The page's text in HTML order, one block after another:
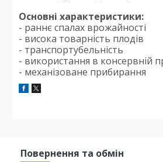
Основні характеристики:
- раннє спалах врожайності
- висока товарність плодів
- транспортубельність
- використання в консервній
- механізоване прибирання
Повернення та обмін